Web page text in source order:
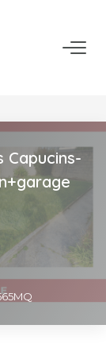
Capucins-